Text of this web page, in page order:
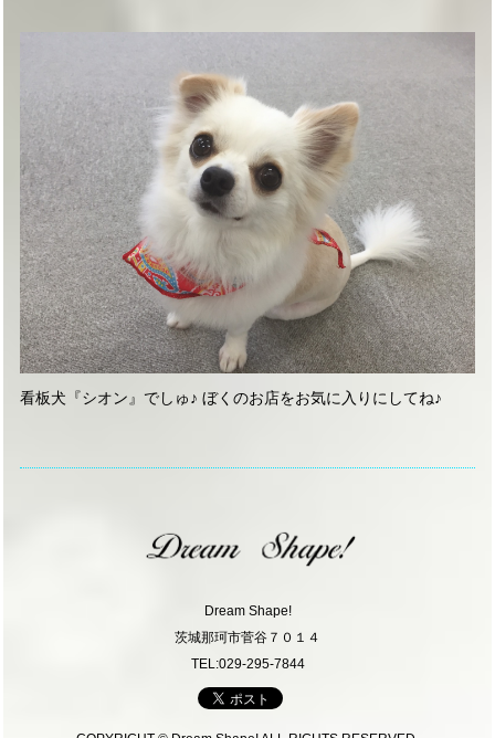
看板犬『シオン』でしゅ♪ ぼくのお店をお気に入りにしてね♪
Dream Shape!
茨城那珂市菅谷７０１４
TEL:029-295-7844